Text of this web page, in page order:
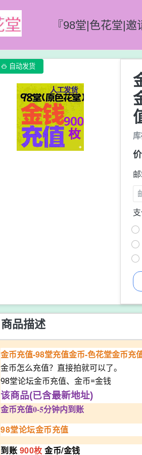
『98堂|色花堂|邀
 自动发货
支
商品描述
金币充值-98堂充值金币-色花堂金币充
金币怎么充值？直接拍就可以了。
98堂论坛金币充值、金币=金钱
该商品(已含最新地址)
金币充值0-5分钟内到账
98堂论坛金币充值
到账 900枚 金币/金钱